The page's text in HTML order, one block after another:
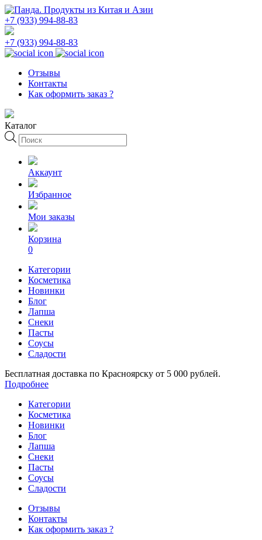
+7 (933) 994-88-83
+7 (933) 994-88-83
Отзывы
Контакты
Как оформить заказ ?
Каталог
Поиск
товаров
Аккаунт
Избранное
Мои заказы
Корзина
0
Категории
Косметика
Новинки
Блог
Лапша
Снеки
Пасты
Соусы
Сладости
Бесплатная доставка по Красноярску от 5 000 рублей.
Подробнее
Категории
Косметика
Новинки
Блог
Лапша
Снеки
Пасты
Соусы
Сладости
Отзывы
Контакты
Как оформить заказ ?